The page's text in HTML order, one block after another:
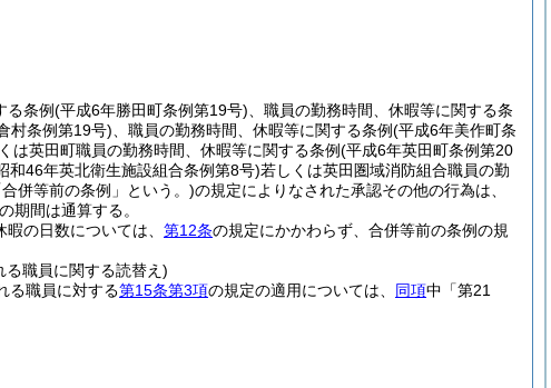
る条例(平成6年勝田町条例第19号) 、職員の勤務時間、休暇等に関する条
村条例第19号) 、職員の勤務時間、休暇等に関する条例(平成6年美作町条
は英田町職員の勤務時間、休暇等に関する条例(平成6年英田町条例第20
和46年英北衛生施設組合条例第8号)若しくは英田圏域消防組合職員の勤
併等前の条例」という。)の規定によりなされた承認その他の行為は、
期間は通算する。
の日数については、 第12条の規定にかかわらず、合併等前の条例の規
職員に関する読替え)
る職員に対する第15条第3項の規定の適用については、 同項中「第21